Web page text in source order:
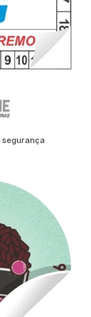
segurança